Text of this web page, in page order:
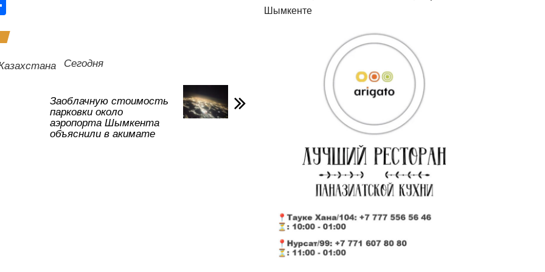
р
а
Сегодня
Заоблачную стоимость
парковки около
аэропорта Шымкента
объяснили в акимате
Шымкенте